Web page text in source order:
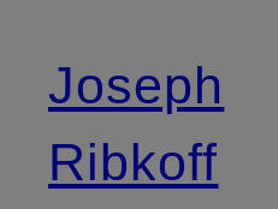
Joseph
Ribkoff